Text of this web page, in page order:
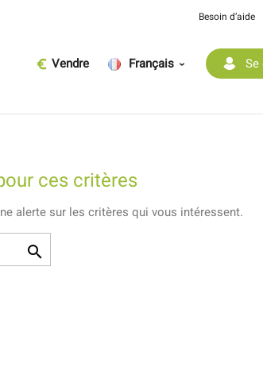
Besoin d’aide
Vendre Français
ces critères
alerte sur les critères qui vous intéressent.
